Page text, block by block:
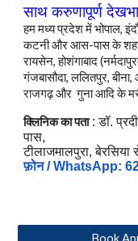
साथ करुणापूर्ण
हम मध्य प्रदेश में भोपाल,
कटनी और आस-पास के शहरों
रायसेन, होशंगाबाद
गंजबासौदा, ललितपुर, बीना,
राजगढ़और गुना आदि के
क्लिनिक का पता : डॉ.
पास,
टीलाजमालपुरा,
फ़ोन / WhatsApp:
Book